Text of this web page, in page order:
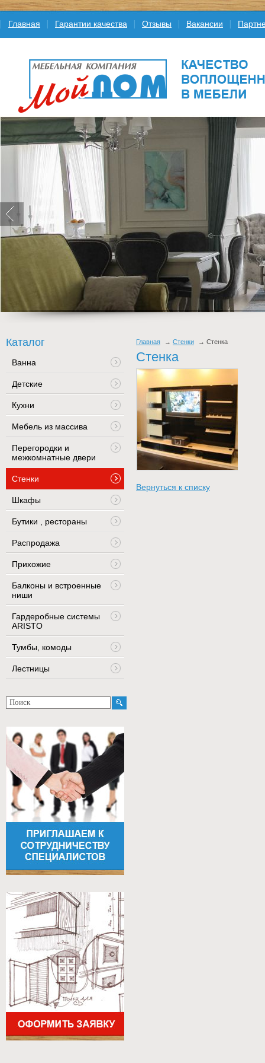
Главная Гарантии качества Отзывы Вакансии
Главная Стенки Стенка
Стенка
Вернуться к списку
Каталог
Ванна
Детские
Кухни
Мебель из массива
Перегородки и
межкомнатные двери
Стенки
Шкафы
Бутики , рестораны
Распродажа
Прихожие
Балконы и встроенные
ниши
Гардеробные системы
ARISTO
Тумбы, комоды
Лестницы